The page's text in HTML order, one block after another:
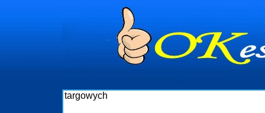
Budowa stoisk targowych